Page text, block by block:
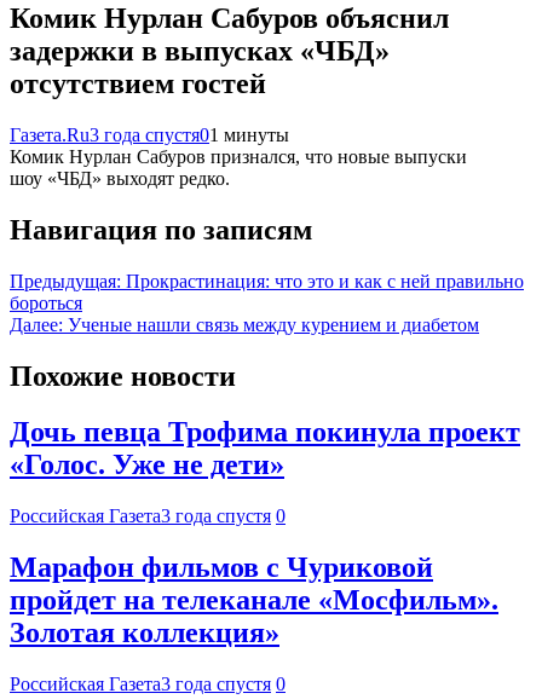
Комик Нурлан Сабуров объяснил
задержки в выпусках «ЧБД»
отсутствием гостей
Газета.Ru3 года спустя01 минуты
Комик Нурлан Сабуров признался, что новые выпуски
шоу «ЧБД» выходят редко.
Навигация по записям
Предыдущая: Прокрастинация: что это и как с ней правильно
бороться
Далее: Ученые нашли связь между курением и диабетом
Похожие новости
Дочь певца Трофима покинула проект
«Голос. Уже не дети»
Российская Газета3 года спустя 0
Марафон фильмов с Чуриковой
пройдет на телеканале «Мосфильм».
Золотая коллекция»
Российская Газета3 года спустя 0